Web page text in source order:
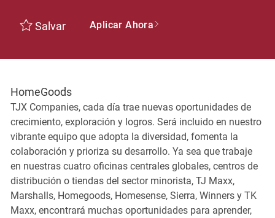
Salvar Aplicar Ahora
HomeGoods
TJX Companies, cada día trae nuevas oportunidades de
crecimiento, exploración y logros. Será incluido en nuestro
vibrante equipo que adopta la diversidad, fomenta la
colaboración y prioriza su desarrollo. Ya sea que trabaje
en nuestras cuatro oficinas centrales globales, centros de
distribución o tiendas del sector minorista, TJ Maxx,
Marshalls, Homegoods, Homesense, Sierra, Winners y TK
Maxx, encontrará muchas oportunidades para aprender,